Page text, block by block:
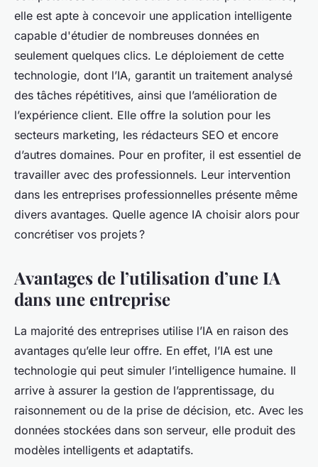
elle est apte à concevoir une application intelligente
capable d'étudier de nombreuses données en
seulement quelques clics. Le déploiement de cette
technologie, dont l’IA, garantit un traitement analysé
des tâches répétitives, ainsi que l’amélioration de
l’expérience client. Elle offre la solution pour les
secteurs marketing, les rédacteurs SEO et encore
d’autres domaines. Pour en profiter, il est essentiel de
travailler avec des professionnels. Leur intervention
dans les entreprises professionnelles présente même
divers avantages. Quelle agence IA choisir alors pour
concrétiser vos projets ?
Avantages de l’utilisation d’une IA
dans une entreprise
La majorité des entreprises utilise l’IA en raison des
avantages qu’elle leur offre. En effet, l’IA est une
technologie qui peut simuler l’intelligence humaine. Il
arrive à assurer la gestion de l’apprentissage, du
raisonnement ou de la prise de décision, etc. Avec les
données stockées dans son serveur, elle produit des
modèles intelligents et adaptatifs.